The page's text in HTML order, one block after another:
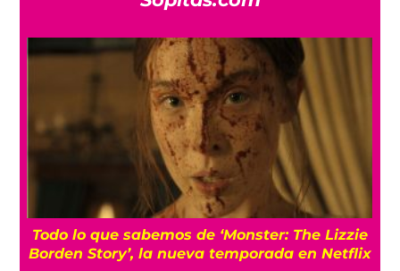
Todo lo que sabemos de ‘Monster: The Lizzie
Borden Story’, la nueva temporada en Netflix